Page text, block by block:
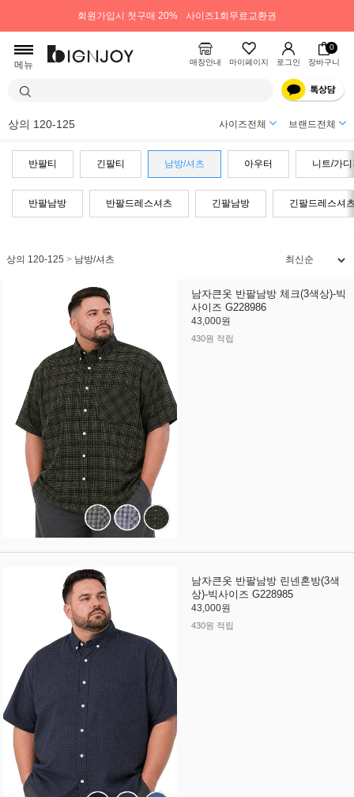
회원가입시 첫구매 20% 사이즈1회무료교환권
메뉴 매장안내 마이페이지 로그인
0
장바구니
상의 120-125 사이즈전체 브랜드전체
반팔티 긴팔티 남방/셔츠 아우터 니트/가
반팔남방 반팔드레스셔츠 긴팔남방 긴팔드레스셔
상의 120-125 > 남방/셔츠
남자큰옷 반팔남방 체크(3색상)-빅
사이즈 G228986
43,000원
430원 적립
남자큰옷 반팔남방 린넨혼방(3색
상)-빅사이즈 G228985
43,000원
430원 적립